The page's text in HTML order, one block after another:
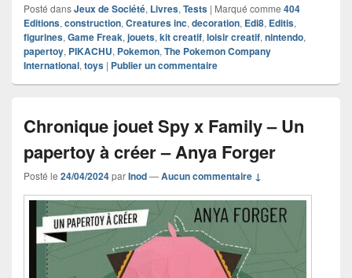
Posté dansJeux de Société, Livres, Tests | Marqué comme 404
Editions, construction, Creatures inc, decoration, Edi8, Editis,
figurines, Game Freak, jouets, kit creatif, loisir creatif, nintendo,
papertoy, PIKACHU, Pokemon, The Pokemon Company
International, toys | Publier un commentaire
Chronique jouet Spy x Family – Un
papertoy à créer – Anya Forger
Posté le 24/04/2024parInod—Aucun commentaire ↓